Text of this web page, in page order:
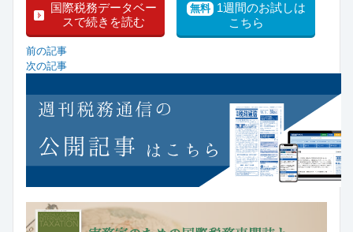
国際税務データベー
スで続きを読む
無料 1週間のお試しは
こちら
前の記事
次の記事